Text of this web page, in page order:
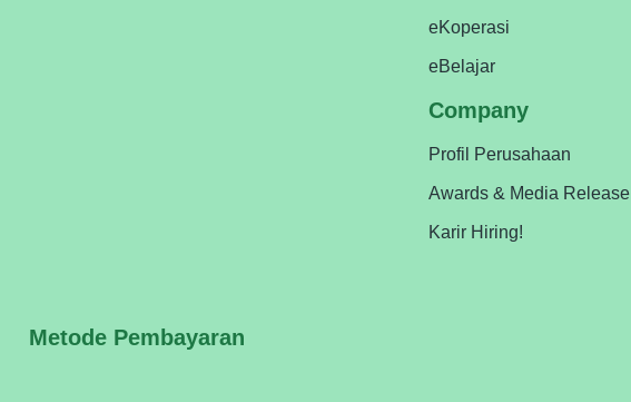
eKoperasi
eBelajar
Company
Profil Perusahaan
Awards & Media Release
Karir Hiring!
Metode Pembayaran